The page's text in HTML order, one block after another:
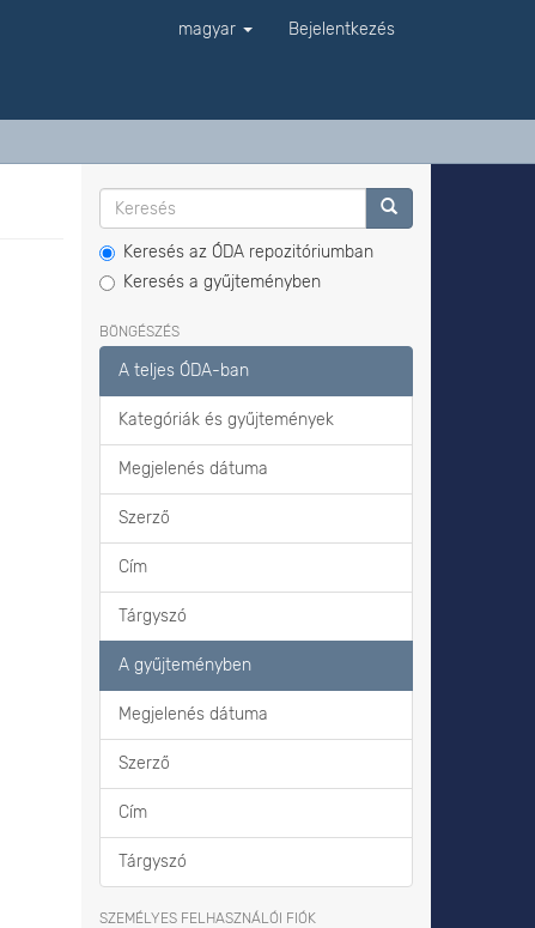
magyar Bejelentkezés
Keresés az ÓDA repozitóriumban
Keresés a gyűjteményben
BÖNGÉSZÉS
A teljes ÓDA-ban
Kategóriák és gyűjtemények
Megjelenés dátuma
Szerző
Cím
Tárgyszó
A gyűjteményben
Megjelenés dátuma
Szerző
Cím
Tárgyszó
SZEMÉLYES FELHASZNÁLÓI FIÓK